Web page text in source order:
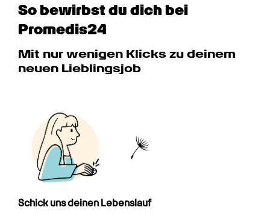
So bewirbst du dich bei
Promedis24
Mit nur wenigen Klicks zu deinem
neuen Lieblingsjob
Schick uns deinen Lebenslauf